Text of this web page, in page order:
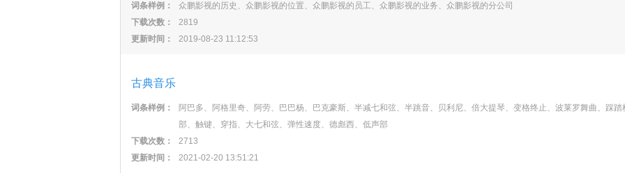
词条样例：
众鹏影视的历史、众鹏影视的位置、众鹏影视的员工、众鹏影视的业务、众鹏影视的分公司
下载次数：
2819
更新时间：
2019-08-23 11:12:53
古典音乐
词条样例：
阿巴多、阿格里奇、阿劳、巴巴杨、巴克豪斯、半减七和弦、半跳音、贝利尼、倍大提琴、变格终止、波莱罗舞曲、踩踏
部、触键、穿指、大七和弦、弹性速度、德彪西、低声部
下载次数：
2713
更新时间：
2021-02-20 13:51:21